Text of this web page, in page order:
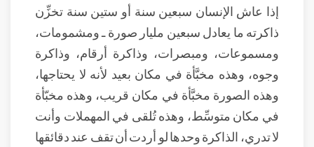
إذا عاش الإنسان سبعين سنة أو ستين سنة تخزِّن
ذاكرته ما يعادل سبعين مليار صورة ـ ومشمومات،
ومسموعات، ومبصرات، وذاكرة أرقام، وذاكرة
وجوه، وهذه مخبَّأة في مكان بعيد لأنه لا يحتاجها،
وهذه الصورة مخبَّأة في مكان قريب، وهذه مخبّأة
في مكان متوسِّط، وهذه تُلقى في المهملات وأنت
لا تدري، الذاكرة وحدها لو أردت أن تقف عند دقائقها